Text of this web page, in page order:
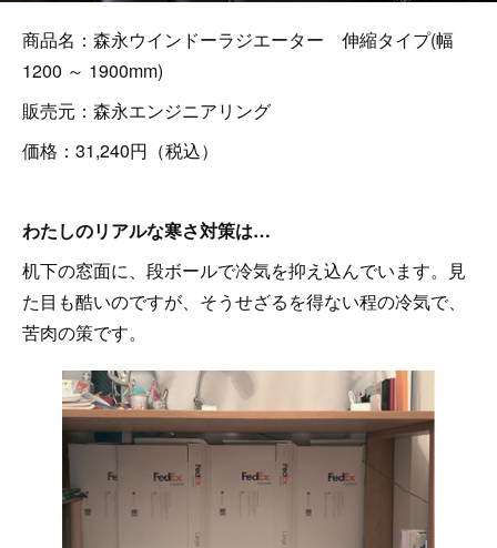
商品名：森永ウインドーラジエーター 伸縮タイプ(幅
1200 ～ 1900mm)
販売元：森永エンジニアリング
価格：31,240円（税込）
わたしのリアルな寒さ対策は…
机下の窓面に、段ボールで冷気を抑え込んでいます。見
た目も酷いのですが、そうせざるを得ない程の冷気で、
苦肉の策です。